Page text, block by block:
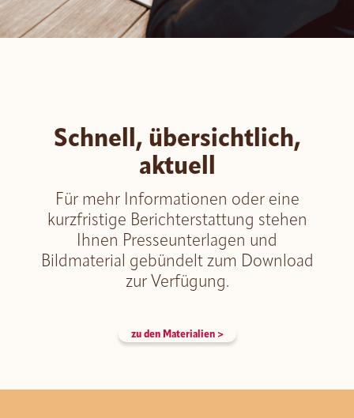
ROMY
Pic-Nic BREAK
Schnell, übersichtlich,
aktuell
Für mehr Informationen oder eine
kurzfristige Berichterstattung stehen
Ihnen Presseunterlagen und
Bildmaterial gebündelt zum Download
zur Verfügung.
zu den Materialien >